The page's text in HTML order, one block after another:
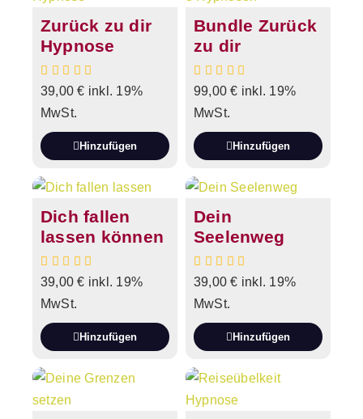
Zurück zu dir
Hypnose
39,00€ inkl. 19%
MwSt.
Hinzufügen
Bundle Zurück
zu dir
99,00€ inkl. 19%
MwSt.
Hinzufügen
Dich fallen
lassen können
39,00€ inkl. 19%
MwSt.
Hinzufügen
Dein
Seelenweg
39,00€ inkl. 19%
MwSt.
Hinzufügen